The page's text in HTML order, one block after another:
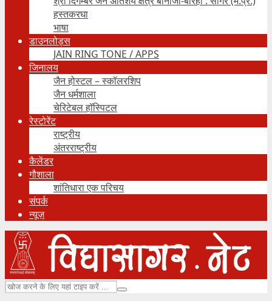
हस्तकरघा
भाषा
डाउनलोड्स
JAIN RING TONE / APPS
जिनालय
जैन होस्टल – स्कॉलरशिप
जैन धर्मशाला
चेरिटेबल हॉस्पिटल
रेस्टोरेंट
राष्ट्रीय
अंतरराष्ट्रीय
कैलेंडर
गौशाला
शांतिधारा एक परिचय
संपर्क
न्यूज़